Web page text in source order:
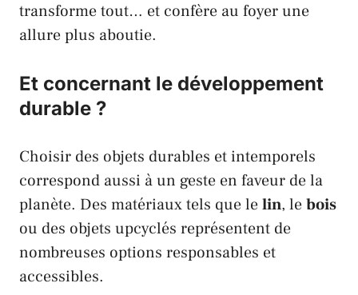
transforme tout… et confère au foyer une
allure plus aboutie.
Et concernant le développement
durable ?
Choisir des objets durables et intemporels
correspond aussi à un geste en faveur de la
planète. Des matériaux tels que lelin, lebois
ou des objets upcyclés représentent de
nombreuses options responsables et
accessibles.